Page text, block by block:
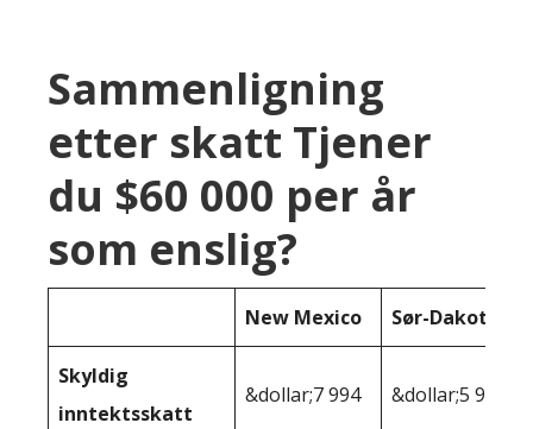
Sammenligning
etter skatt Tjener
du $60 000 per år
som enslig?
New Mexico Sør-Dakota
Skyldig
inntektsskatt
&dollar;7 994 &dollar;5 968